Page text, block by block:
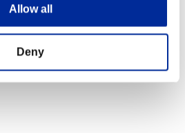
Allow all
Deny